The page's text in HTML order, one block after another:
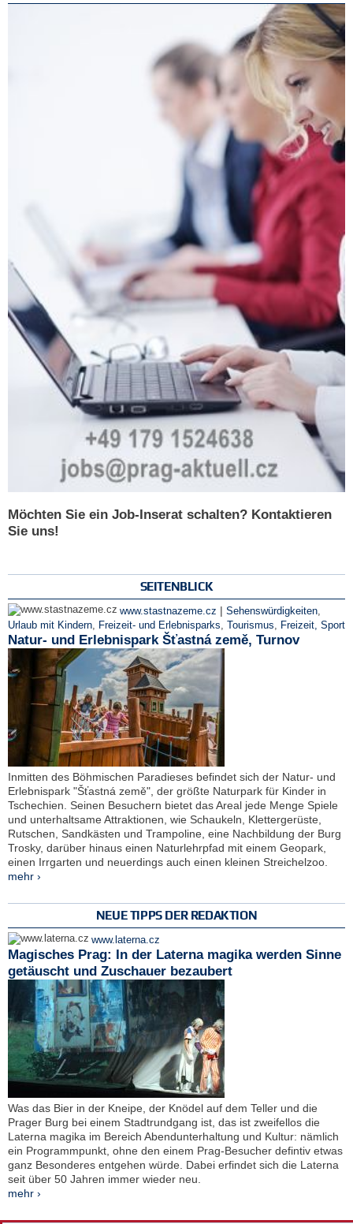
Möchten Sie ein Job-Inserat schalten? Kontaktieren
Sie uns!
SEITENBLICK
www.stastnazeme.cz | Sehenswürdigkeiten
Urlaub mit Kindern
Freizeit- und Erlebnisparks Tourismus Freizeit, Sport
Natur- und Erlebnispark Šťastná země, Turnov
Inmitten des Böhmischen Paradieses befindet sich der Natur- und
Erlebnispark "Šťastná země", der größte Naturpark für Kinder in
Tschechien. Seinen Besuchern bietet das Areal jede Menge Spiele
und unterhaltsame Attraktionen, wie Schaukeln, Klettergerüste,
Rutschen, Sandkästen und Trampoline, eine Nachbildung der Burg
Trosky, darüber hinaus einen Naturlehrpfad mit einem Geopark,
einen Irrgarten und neuerdings auch einen kleinen Streichelzoo.
mehr ›
NEUE TIPPS DER REDAKTION
www.laterna.cz
Magisches Prag: In der Laterna magika werden Sinne
getäuscht und Zuschauer bezaubert
Was das Bier in der Kneipe, der Knödel auf dem Teller und die
Prager Burg bei einem Stadtrundgang ist, das ist zweifellos die
Laterna magika im Bereich Abendunterhaltung und Kultur: nämlich
ein Programmpunkt, ohne den einem Prag-Besucher defintiv etwas
ganz Besonderes entgehen würde. Dabei erfindet sich die Laterna
seit über 50 Jahren immer wieder neu.
mehr ›